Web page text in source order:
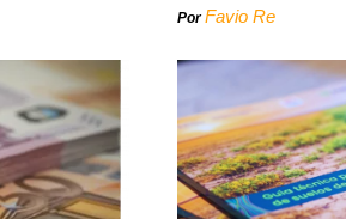
PorFavio Re